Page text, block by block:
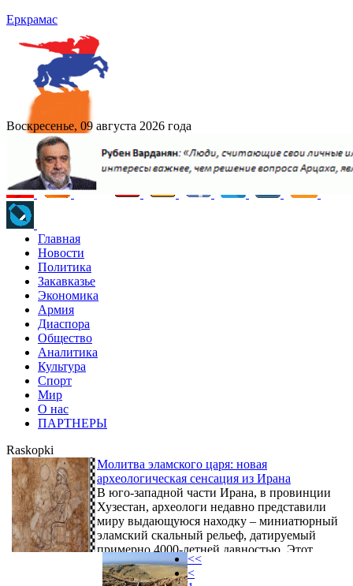
Еркрамас
Воскресенье, 09 августа 2026 года
Главная
Новости
Политика
Закавказье
Экономика
Армия
Диаспора
Общество
Аналитика
Культура
Спорт
Мир
О нас
ПАРТНЕРЫ
Raskopki
Молитва эламского царя: новая
археологическая сенсация из Ирана
В юго-западной части Ирана, в провинции
Хузестан, археологи недавно представили
миру выдающуюся находку – миниатюрный
эламский скальный рельеф, датируемый
примерно 4000-летней давностью. Этот
артефакт, обнаруженный в районе города
Изе, считается самым маленьким из
<<
<